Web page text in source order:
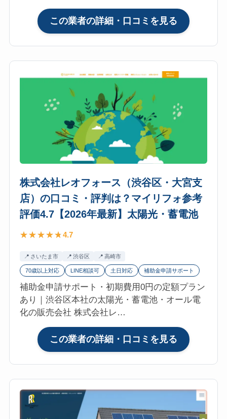
評
は？
マ
イ
リ
参
4.7【2026
最
新】
太
電
池
この業者の詳細・口コミを見る
株
式
会
社
ユ
工
務
店
の
口
コ
ミ・
判
は？
マ
イ
リ
フ
参
株式会社レオフォース（渋谷区・大宮支
店）の口コミ・評判は？マイリフォ参考
評価4.7【2026年最新】太陽光・蓄電池
4.7
さいたま市 渋谷区 高崎市
70歳以上対応 LINE相談可 土日対応 補助金申請サポート
補助金申請サポート・初期費用0円の定額プラン
あり｜渋谷区本社の太陽光・蓄電池・オール電
化の販売会社 株式会社レ…
この業者の詳細・口コミを見る
株
式
会
社
オ